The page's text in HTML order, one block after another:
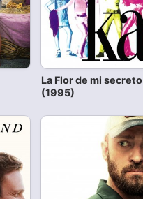
La Flor de mi secreto
(1995)